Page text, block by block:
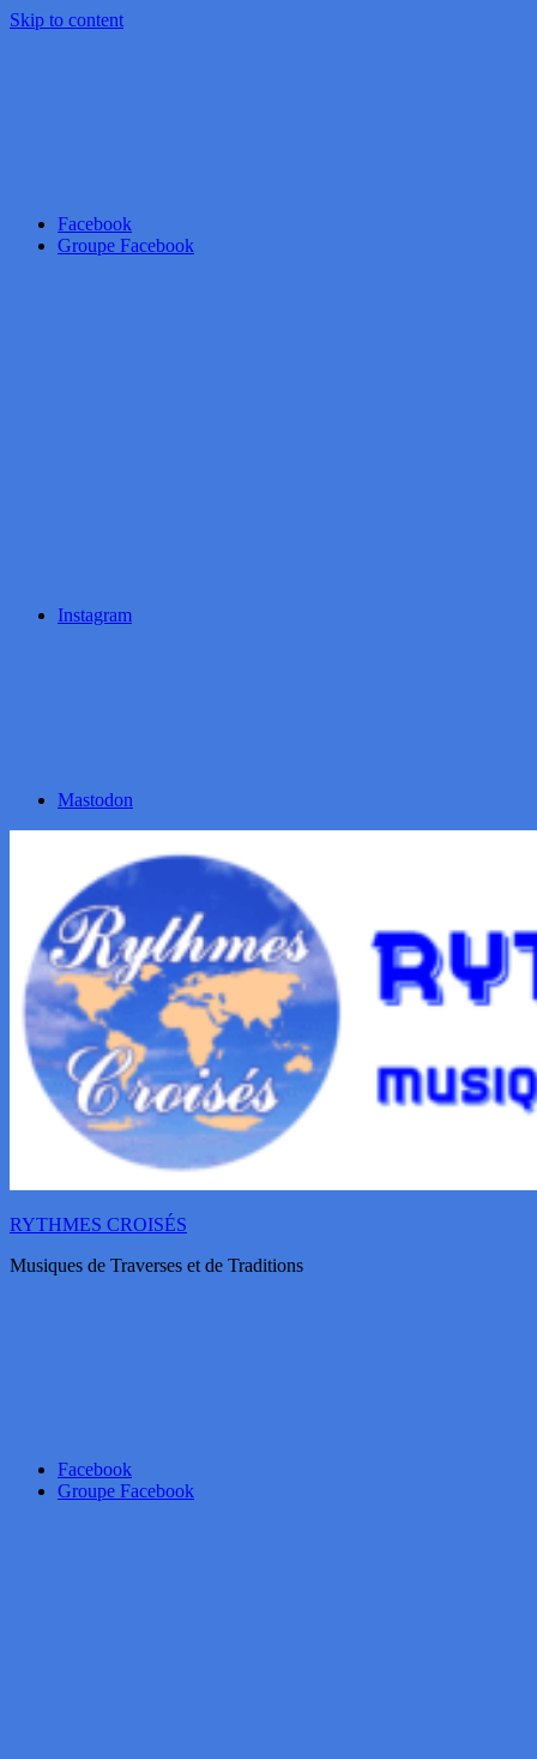
Skip to content
Facebook
Groupe Facebook
Instagram
Mastodon
RYTHMES CROISÉS
Musiques de Traverses et de Traditions
Facebook
Groupe Facebook